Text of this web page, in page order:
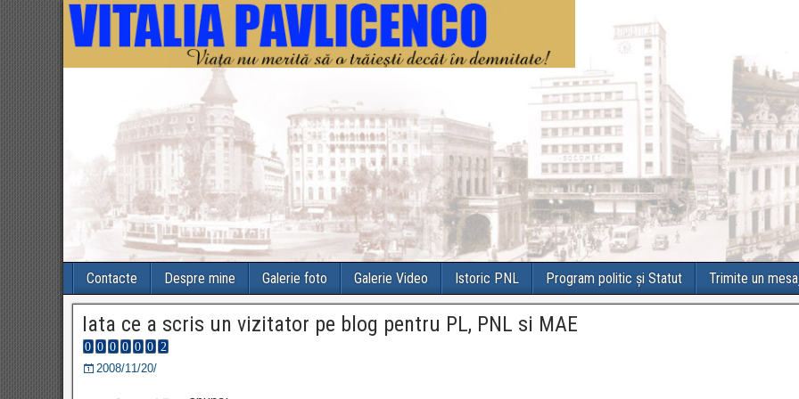
Contacte Despre mine Galerie foto Galerie Video Istoric PNL Program politic și Statut Trimite un
Iata ce a scris un vizitator pe blog pentru PL, PNL si MAE
2008/11/20/